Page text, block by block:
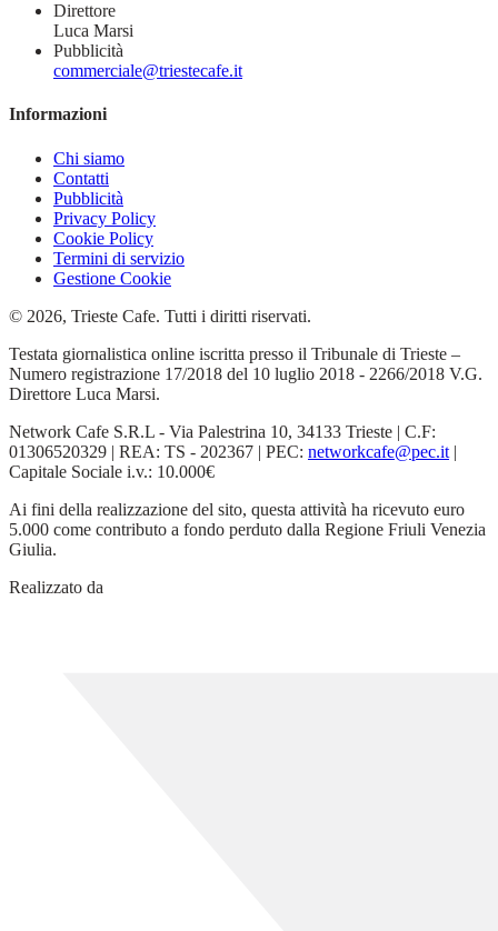
Direttore
Luca Marsi
Pubblicità
commerciale@triestecafe.it
Informazioni
Chi siamo
Contatti
Pubblicità
Privacy Policy
Cookie Policy
Termini di servizio
Gestione Cookie
© 2026, Trieste Cafe. Tutti i diritti riservati.
Testata giornalistica online iscritta presso il Tribunale di Trieste –
Numero registrazione 17/2018 del 10 luglio 2018 - 2266/2018 V.G.
Direttore Luca Marsi.
Network Cafe S.R.L - Via Palestrina 10, 34133 Trieste | C.F:
01306520329 | REA: TS - 202367 | PEC: networkcafe@pec.it |
Capitale Sociale i.v.: 10.000€
Ai fini della realizzazione del sito, questa attività ha ricevuto euro
5.000 come contributo a fondo perduto dalla Regione Friuli Venezia
Giulia.
Realizzato da